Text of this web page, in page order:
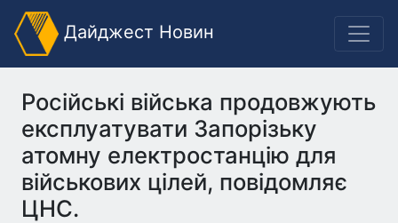
Дайджест Новин
Російські війська продовжують
експлуатувати Запорізьку
атомну електростанцію для
військових цілей, повідомляє
ЦНС.